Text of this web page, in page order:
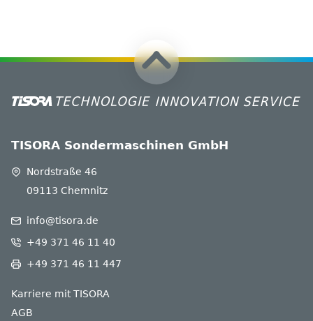
TISORA Sondermaschinen GmbH
Nordstraße 46
09113 Chemnitz
info@tisora.de
+49 371 46 11 40
+49 371 46 11 447
Karriere mit TISORA
AGB